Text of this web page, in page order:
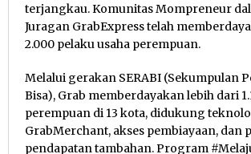
terjangkau. Komunitas Mompreneur
Juragan GrabExpress telah
2.000 pelaku usaha perempuan.
Melalui gerakan SERABI (Sekumpulan
Bisa), Grab memberdayakan lebih dari
perempuan di 13 kota, didukung
GrabMerchant, akses pembiayaan, dan
pendapatan tambahan. Program